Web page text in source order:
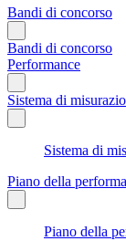
Bandi di concorso
Bandi di concorso
Performance
Sistema di
Sistema di
Piano della
Piano della